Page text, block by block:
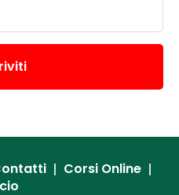
Corsi Online